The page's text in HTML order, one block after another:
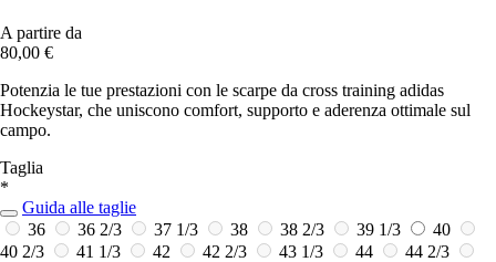
A partire da
80,00 €
Potenzia le tue prestazioni con le scarpe da cross training adidas
Hockeystar, che uniscono comfort, supporto e aderenza ottimale sul
campo.
Taglia
*
Guida alle taglie
36
36 2/3 37 1/3 38 38 2/3 39 1/3
40
40 2/3
41 1/3 42 42 2/3 43 1/3 44
44 2/3